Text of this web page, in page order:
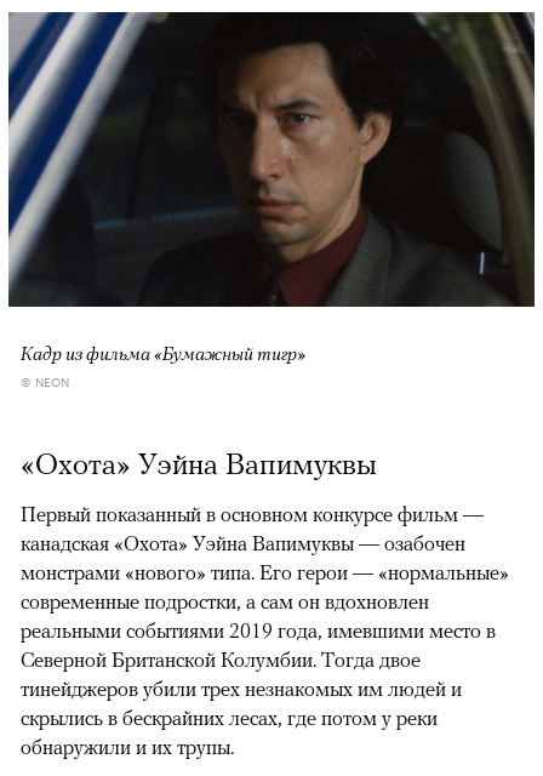
Кадр из фильма «Бумажный тигр»
© NEON
«Охота» Уэйна Вапимуквы
Первый показанный в основном конкурсе фильм —
канадская «Охота» Уэйна Вапимуквы — озабочен
монстрами «нового» типа. Его герои — «нормальные»
современные подростки, а сам он вдохновлен
реальными событиями 2019 года, имевшими место в
Северной Британской Колумбии. Тогда двое
тинейджеров убили трех незнакомых им людей и
скрылись в бескрайних лесах, где потом у реки
обнаружили и их трупы.